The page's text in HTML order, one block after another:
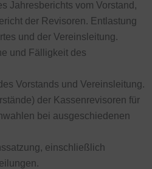
Jahresberichts vom Vorstand,
der Revisoren. Entlastung
und der Vereinsleitung.
und Fälligkeit des
Vorstands und Vereinsleitung.
der Kassenrevisoren für
bei ausgeschiedenen
einschließlich